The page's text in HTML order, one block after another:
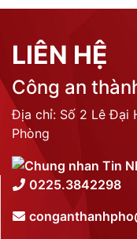
LIÊN HỆ
Công an
Địa chỉ: Số 2 Lê Đại
Phòng
0225.3842298